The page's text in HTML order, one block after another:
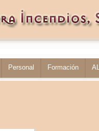
Personal Formación